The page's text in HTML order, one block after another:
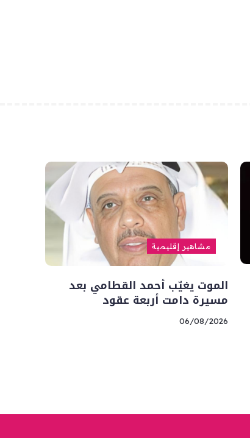
مشاهير إقليمية
الموت يغيّب أحمد القطامي بعد
مسيرة دامت أربعة عقود
06/08/2026